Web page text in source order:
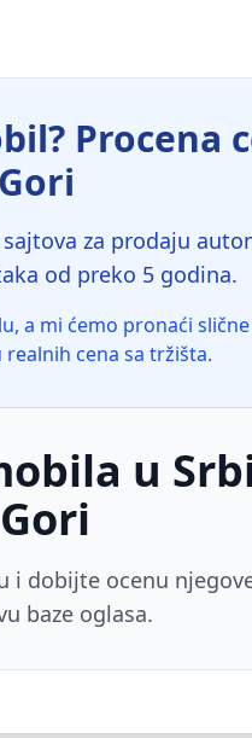
Procena
za prodaju
od preko 5 godina.
a mi ćemo pronaći
cena sa tržišta.
u
i dobijte ocenu
baze oglasa.